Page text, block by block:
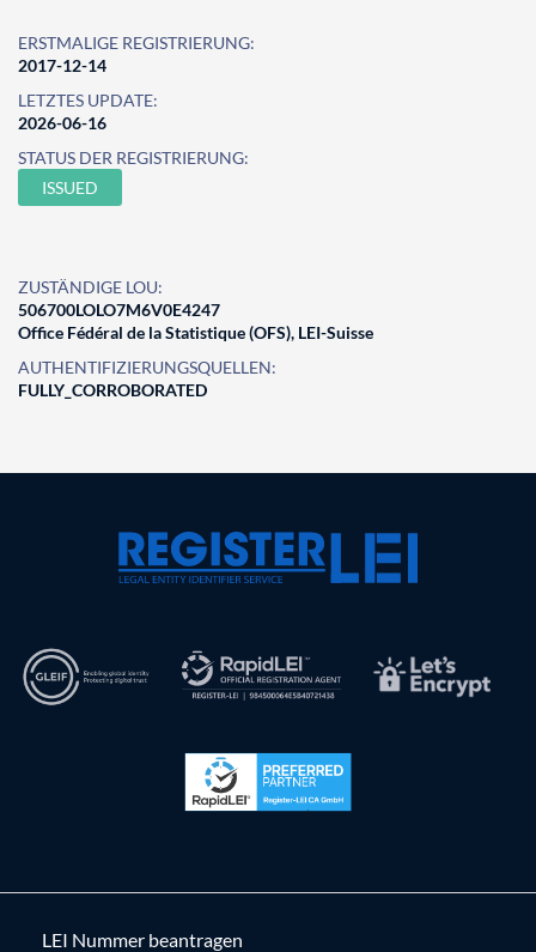
ERSTMALIGE REGISTRIERUNG:
2017-12-14
LETZTES UPDATE:
2026-06-16
STATUS DER REGISTRIERUNG:
ISSUED
ZUSTÄNDIGE LOU:
506700LOLO7M6V0E4247
Office Fédéral de la Statistique (OFS), LEI-Suisse
AUTHENTIFIZIERUNGSQUELLEN:
FULLY_CORROBORATED
LEI Nummer beantragen